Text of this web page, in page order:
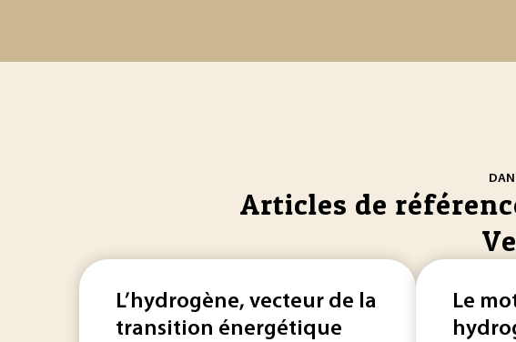
Articles de
L’hydrogène, vecteur de la
transition énergétique
Le